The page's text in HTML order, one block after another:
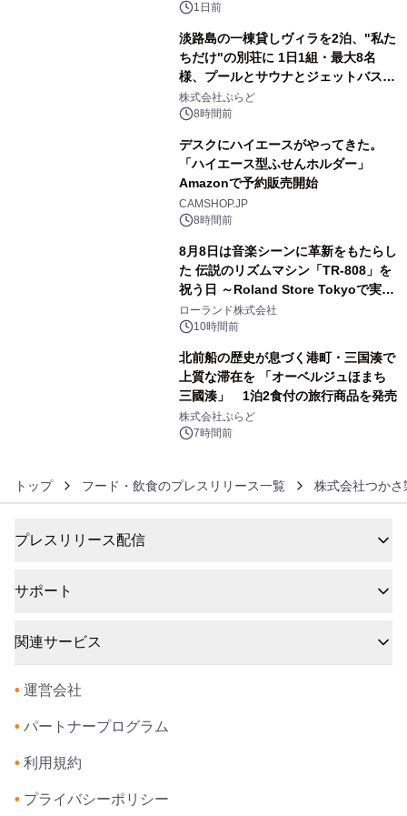
ボグッズも発売決定！
1日前
淡路島の一棟貸しヴィラを2泊、"私た
ちだけ"の別荘に 1日1組・最大8名
様、プールとサウナとジェットバス付
きで Villa Mon Temps AWAJIの連泊
素泊りプラン
株式会社ぷらど
8時間前
デスクにハイエースがやってきた。
「ハイエース型ふせんホルダー」
Amazonで予約販売開始
CAMSHOP.JP
8時間前
8月8日は音楽シーンに革新をもたらし
た 伝説のリズムマシン「TR-808」を
祝う日 ～Roland Store Tokyoで実機
を展示しての 記念キャンペーンを開
催 英国ラジオ「NTS」の 特別プログ
アーティストを フィーチャーしたアニ
メーションを公開～
ローランド株式会社
10時間前
北前船の歴史が息づく港町・三国湊で
上質な滞在を 「オーベルジュほまち
三國湊」 1泊2食付の旅行商品を発売
株式会社ぷらど
7時間前
トップ フード・飲食のプレスリリース一覧 株式会社つかさ
プレスリリース配信
サポート
関連サービス
• 運営会社
• パートナープログラム
• 利用規約
• プライバシーポリシー